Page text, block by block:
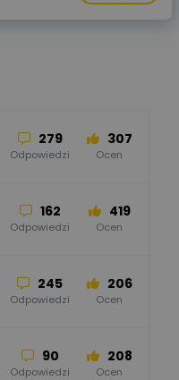
279
Odpowiedzi
307
Ocen
162
Odpowiedzi
419
Ocen
245
Odpowiedzi
206
Ocen
90
Odpowiedzi
208
Ocen